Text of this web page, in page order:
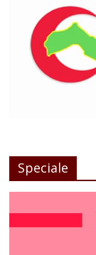
Speciale